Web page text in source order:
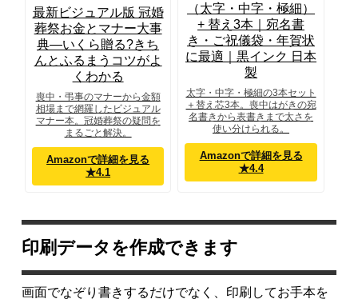
最新ビジュアル版 冠婚
葬祭お金とマナー大事
典―いくら贈る?きち
んとふるまうコツがよ
くわかる
喪中・弔事のマナーから金額
相場まで網羅したビジュアル
マナー本。冠婚葬祭の疑問を
まるごと解決。
Amazonで詳細を見る
★4.1
（太字・中字・極細）
+ 替え3本｜宛名書
き・ご祝儀袋・年賀状
に最適｜黒インク 日本
製
太字・中字・極細の3本セット
＋替え芯3本。喪中はがきの宛
名書きから表書きまで太さを
使い分けられる。
Amazonで詳細を見る
★4.4
印刷データを作成できます
画面でなぞり書きするだけでなく、印刷してお手本を